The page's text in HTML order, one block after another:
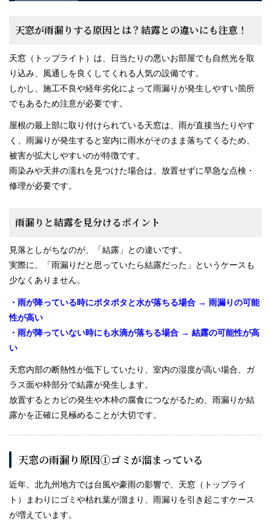
天窓が雨漏りする原因とは？結露との違いにも注意！
天窓（トップライト）は、日当たりの悪いお部屋でも自然光を取
り込み、風通しを良くしてくれる人気の設備です。
しかし、施工不良や経年劣化によって雨漏りが発生しやすい箇所
でもあるため注意が必要です。
屋根の最上部に取り付けられている天窓は、雨が直接当たりやす
く、雨漏りが発生すると室内に雨水がそのまま落ちてくるため、
被害が拡大しやすいのが特徴です。
雨染みや天井の濡れを見つけた場合は、放置せずに早急な点検・
修理が必要です。
雨漏りと結露を見分けるポイント
見落としがちなのが、「結露」との違いです。
実際に、「雨漏りだと思っていたら結露だった」というケースも
少なくありません。
・雨が降っている時にポタポタと水が落ちる場合 → 雨漏りの可能
性が高い
・雨が降っていない時にも水滴が落ちる場合 → 結露の可能性が高
い
天窓内部の断熱性が低下していたり、室内の湿度が高い場合、ガ
ラス面や枠部分で結露が発生します。
放置するとカビの発生や木枠の腐食につながるため、雨漏りか結
露かを正確に見極めることが大切です。
天窓の雨漏り原因①ゴミが溜まっている
近年、北九州地方では台風や豪雨の影響で、天窓（トップライ
ト）まわりにゴミや枯れ葉が溜まり、雨漏りを引き起こすケース
が増えています。